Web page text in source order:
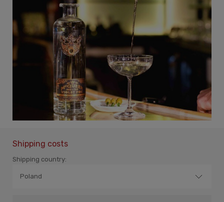
Shipping costs
Shipping country: